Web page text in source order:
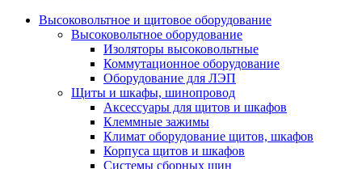
Высоковольтное и щитовое оборудование
Высоковольтное оборудование
Изоляторы высоковольтные
Коммутационное оборудование
Оборудование для ЛЭП
Щиты и шкафы, шинопровод
Аксессуары для щитов и шкафов
Клеммные зажимы
Климат оборудование щитов, шкафов
Корпуса щитов и шкафов
Системы сборных шин